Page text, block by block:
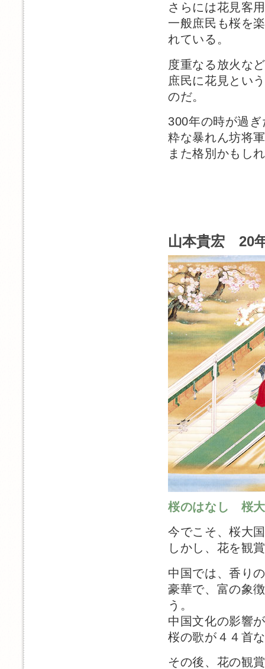
さらには花見客
一般庶民も桜を
れている。
度重なる放火な
庶民に花見とい
のだ。
300年の時が過
粋な暴れん坊将
また格別かもし
山本貴宏 20
桜のはなし 桜
今でこそ、桜大
しかし、花を観
中国では、香り
豪華で、富の象
う。
中国文化の影響
桜の歌が４４首
その後、花の観